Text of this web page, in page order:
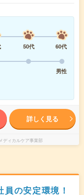
50代
60代
男性
詳しく見る
ディカルケア事業部
員の安定環境！